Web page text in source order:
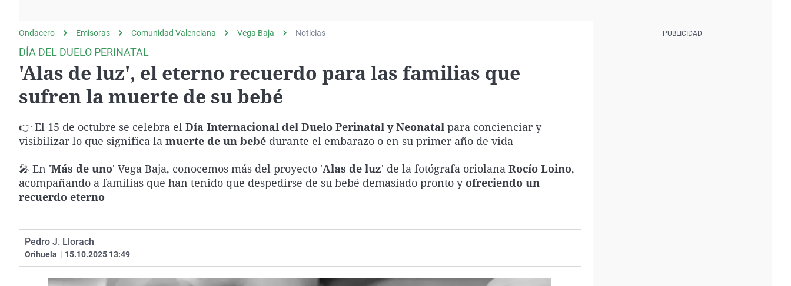
gato
Operación Viuda
Negra
Ondacero Emisoras Comunidad Valenciana Vega Baja Noticias
DÍA DEL DUELO PERINATAL
'Alas de luz', el eterno recuerdo para las familias que
sufren la muerte de su bebé
👉 El 15 de octubre se celebra el Día Internacional del Duelo Perinatal y Neonatal para concienciar y
visibilizar lo que significa la muerte de un bebé durante el embarazo o en su primer año de vida
🎤 En 'Más de uno' Vega Baja, conocemos más del proyecto 'Alas de luz' de la fotógrafa oriolana Rocío Loino,
acompañando a familias que han tenido que despedirse de su bebé demasiado pronto yofreciendo un
recuerdo eterno
Pedro J. Llorach
Orihuela | 15.10.2025 13:49